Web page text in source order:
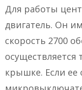
Для работы
двигатель. Он
скорость 2700
крышке. Если ее